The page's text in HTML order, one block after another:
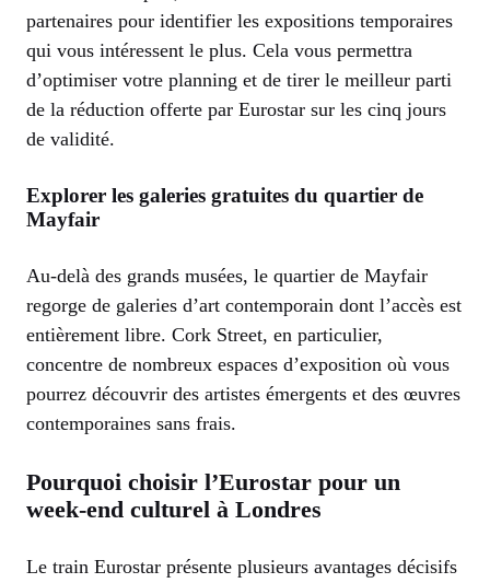
partenaires pour identifier les expositions temporaires
qui vous intéressent le plus. Cela vous permettra
d’optimiser votre planning et de tirer le meilleur parti
de la réduction offerte par Eurostar sur les cinq jours
de validité.
Explorer les galeries gratuites du quartier de
Mayfair
Au-delà des grands musées, le quartier de Mayfair
regorge de galeries d’art contemporain dont l’accès est
entièrement libre. Cork Street, en particulier,
concentre de nombreux espaces d’exposition où vous
pourrez découvrir des artistes émergents et des œuvres
contemporaines sans frais.
Pourquoi choisir l’Eurostar pour un
week-end culturel à Londres
Le train Eurostar présente plusieurs avantages décisifs